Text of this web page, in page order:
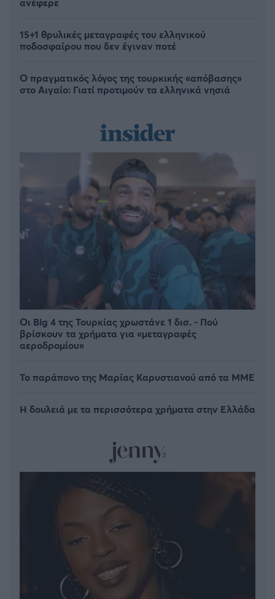
15+1 θρυλικές μεταγραφές του ελληνικού
ποδοσφαίρου που δεν έγιναν ποτέ
Ο πραγματικός λόγος της τουρκικής «απόβασης»
στο Αιγαίο: Γιατί προτιμούν τα ελληνικά νησιά
Οι Big 4 της Τουρκίας χρωστάνε 1 δισ. - Πού
βρίσκουν τα χρήματα για «μεταγραφές
αεροδρομίου»
Το παράπονο της Μαρίας Καρυστιανού από τα ΜΜΕ
Η δουλειά με τα περισσότερα χρήματα στην Ελλάδα